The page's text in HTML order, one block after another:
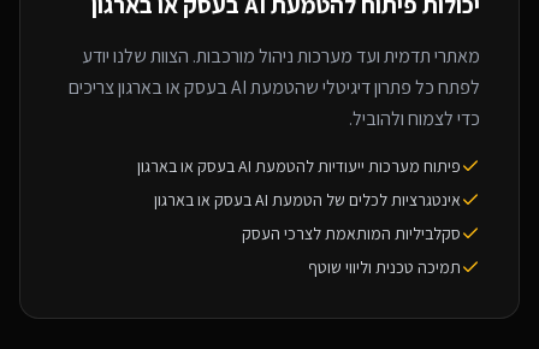
מאתרי תדמית ועד מערכות ניהול מורכבות. הצוות שלנו יודע
לפתח כל פתרון דיגיטלי שהטמעת AI בעסק או בארגון צריכים
כדי לצמוח ולהוביל.
פיתוח מערכות ייעודיות להטמעת AI בעסק או בארגון
אינטגרציות לכלים של הטמעת AI בעסק או בארגון
סקלביליות המותאמת לצרכי העסק
תמיכה טכנית וליווי שוטף